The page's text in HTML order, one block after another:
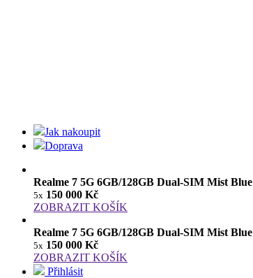
Jak nakoupit
Doprava
Realme 7 5G 6GB/128GB Dual-SIM Mist Blue
5x 150 000 Kč
ZOBRAZIT KOŠÍK
Realme 7 5G 6GB/128GB Dual-SIM Mist Blue
5x 150 000 Kč
ZOBRAZIT KOŠÍK
Přihlásit